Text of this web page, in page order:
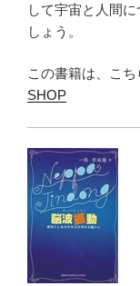
して宇宙と人間
しょう。
この書籍は、こ
SHOP